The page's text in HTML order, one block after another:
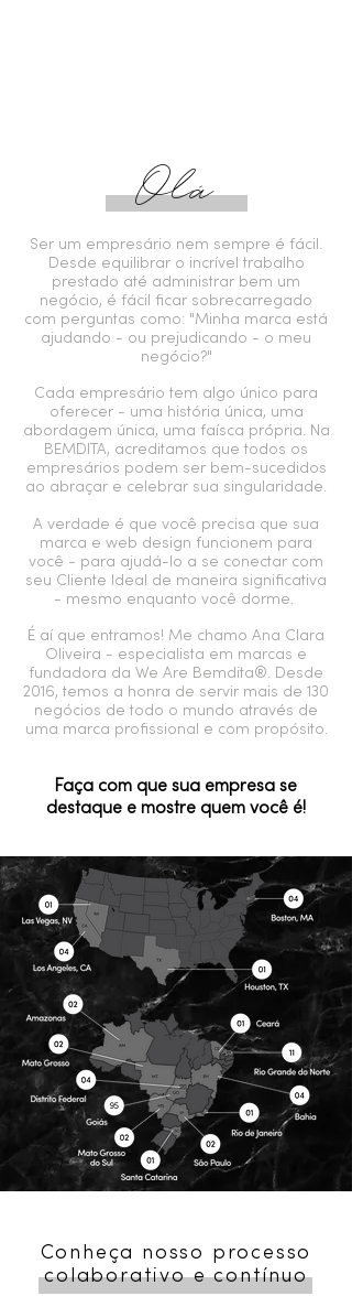
Olá
Ser um empresário nem sempre é fácil.
Desde equilibrar o incrível trabalho
prestado até administrar bem um
negócio, é fácil ficar sobrecarregado
com perguntas como: "Minha marca está
ajudando - ou prejudicando - o meu
negócio?"
Cada empresário tem algo único para
oferecer - uma história única, uma
abordagem única, uma faísca própria. Na
BEMDITA, acreditamos que todos os
empresários podem ser bem-sucedidos
ao abraçar e celebrar sua singularidade.
A verdade é que você precisa que sua
marca e web design funcionem para
você - para ajudá-lo a se conectar com
seu Cliente Ideal de maneira significativa
- mesmo enquanto você dorme.
É aí que entramos! Me chamo Ana Clara
Oliveira - especialista em marcas e
fundadora da We Are Bemdita®. Desde
2016, temos a honra de servir mais de 130
negócios de todo o mundo através de
uma marca profissional e com propósito.
Faça com que sua empresa se
destaque e mostre quem você é!
Conheça nosso processo
colaborativo e contínuo